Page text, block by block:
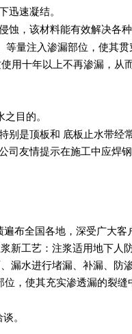
迅速凝结。
蚀，该材料能有效解决各
量注入渗漏部位，使其贯
用十年以上不再渗漏，从
之目的。
别是顶板和 底板止水带经
司友情提示在施工中应焊
布全国各地，深受广大客
新工艺：注浆适用地下人
漏水进行堵漏、补漏、防
，使其充实渗透漏的裂缝
。